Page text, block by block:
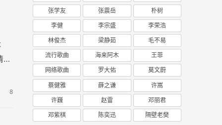
8
张学友 张震岳 朴树
李健 李宗盛 李荣浩
林俊杰 梁静茹 毛不易
流行歌曲 海来阿木 王菲
网络歌曲 罗大佑 莫文蔚
蔡健雅 薛之谦 许嵩
许巍 赵雷 邓丽君
邓紫棋 陈奕迅 隔壁老樊